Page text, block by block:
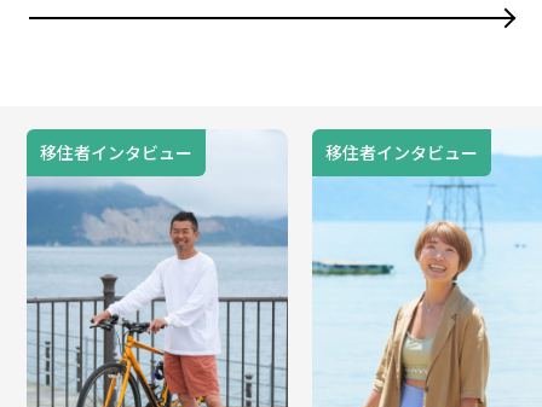
移住者インタビュー 移住者インタビュー